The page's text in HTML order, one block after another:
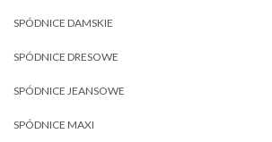
SPÓDNICE DAMSKIE
SPÓDNICE DRESOWE
SPÓDNICE JEANSOWE
SPÓDNICE MAXI